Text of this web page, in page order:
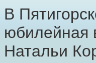
В
юбилейная
Натальи